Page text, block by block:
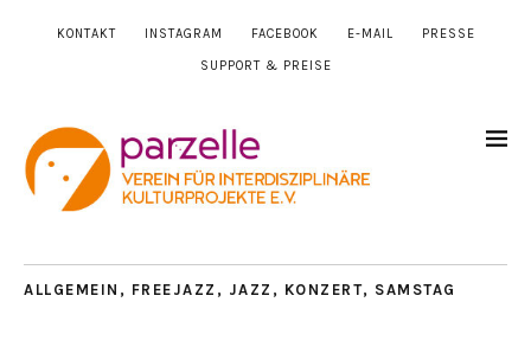
KONTAKT INSTAGRAM FACEBOOK E-MAIL PRESSE
SUPPORT & PREISE
ALLGEMEIN , FREEJAZZ , JAZZ , KONZERT, SAMSTAG